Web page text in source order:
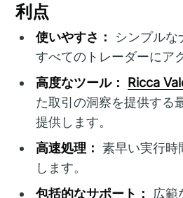
利点
使いやすさ：
シンプルな
すべてのトレーダーにア
高度なツール：
Ricca
た取引の洞察を提供する
提供します。
高速処理： 素早い実行時
します。
包括的なサポート：
広範